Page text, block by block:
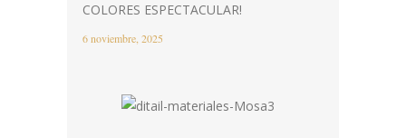
COLORES ESPECTACULAR!
6 noviembre, 2025